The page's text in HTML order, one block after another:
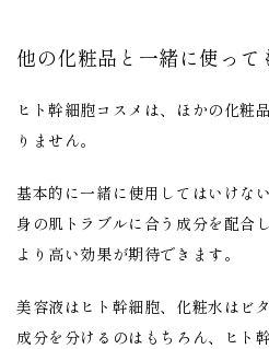
他の化粧品と一緒に使って
ヒト幹細胞コスメは、ほかの化粧
りません。
基本的に一緒に使用してはいけな
身の肌トラブルに合う成分を配合
より高い効果が期待できます。
美容液はヒト幹細胞、化粧水はビ
成分を分けるのはもちろん、ヒト